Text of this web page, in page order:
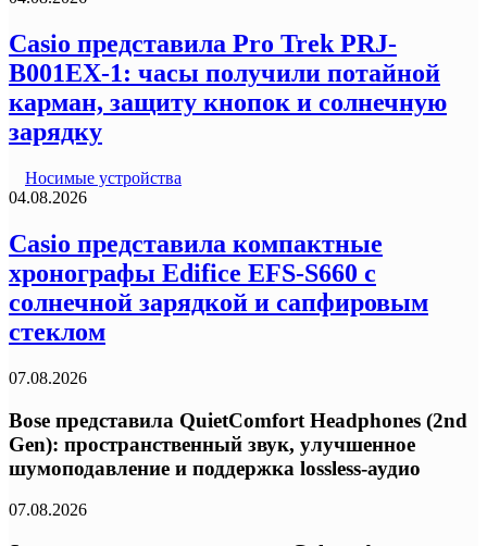
Casio представила Pro Trek PRJ-
B001EX-1: часы получили потайной
карман, защиту кнопок и солнечную
зарядку
Носимые устройства
04.08.2026
Casio представила компактные
хронографы Edifice EFS-S660 с
солнечной зарядкой и сапфировым
стеклом
07.08.2026
Bose представила QuietComfort Headphones (2nd
Gen): пространственный звук, улучшенное
шумоподавление и поддержка lossless-аудио
07.08.2026